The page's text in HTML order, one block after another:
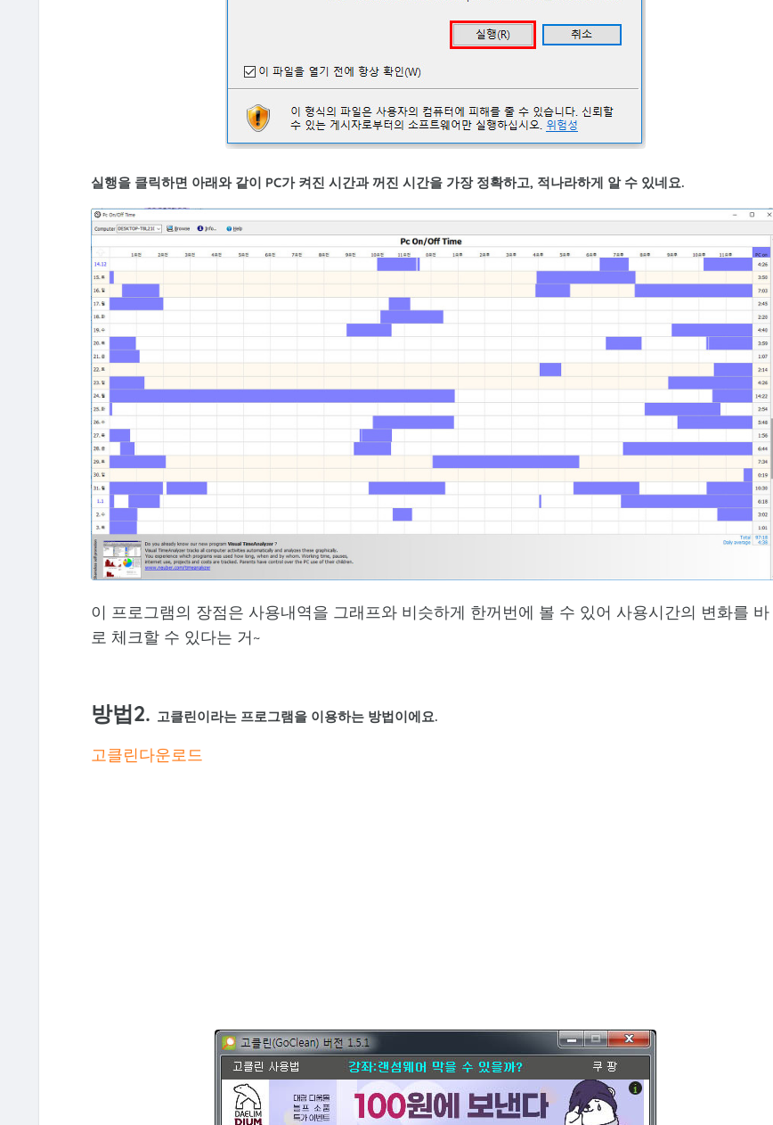
실행을 클릭하면 아래와 같이 PC가 켜진 시간과 꺼진 시간을 가장 정확하고, 적나라하게 알 수 있네요.
이 프로그램의 장점은 사용내역을 그래프와 비슷하게 한꺼번에 볼 수 있어 사용시간의 변화를 바
로 체크할 수 있다는 거~
방법2. 고클린이라는 프로그램을 이용하는 방법이에요.
고클린다운로드